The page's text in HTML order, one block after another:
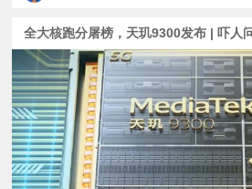
验
专
题